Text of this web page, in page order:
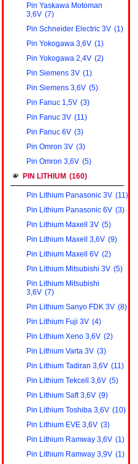
Pin Yaskawa Motoman
3,6V (7)
Pin Schneider Electric 3V (1)
Pin Yokogawa 3,6V (1)
Pin Yokogawa 2,4V (2)
Pin Siemens 3V (1)
Pin Siemens 3,6V (5)
Pin Fanuc 1,5V (3)
Pin Fanuc 3V (11)
Pin Fanuc 6V (3)
Pin Omron 3V (3)
Pin Omron 3,6V (5)
PIN LITHIUM (160)
Pin Lithium Panasonic 3V (11)
Pin Lithium Panasonic 6V (3)
Pin Lithium Maxell 3V (5)
Pin Lithium Maxell 3,6V (9)
Pin Lithium Maxell 6V (2)
Pin Lithium Mitsubishi 3V (5)
Pin Lithium Mitsubishi
3,6V (7)
Pin Lithium Sanyo FDK 3V (8)
Pin Lithium Fuji 3V (4)
Pin Lithium Xeno 3,6V (2)
Pin Lithium Varta 3V (3)
Pin Lithium Tadiran 3,6V (11)
Pin Lithium Tekcell 3,6V (5)
Pin Lithium Saft 3,6V (9)
Pin Lithium Toshiba 3,6V (10)
Pin Lithium EVE 3,6V (3)
Pin Lithium Ramway 3,6V (1)
Pin Lithium Ramway 3,9V (1)